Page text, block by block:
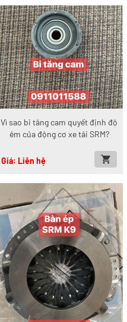
Vì sao bi tăng cam quyết định độ
êm của động cơ xe tải SRM?
Giá: Liên hệ